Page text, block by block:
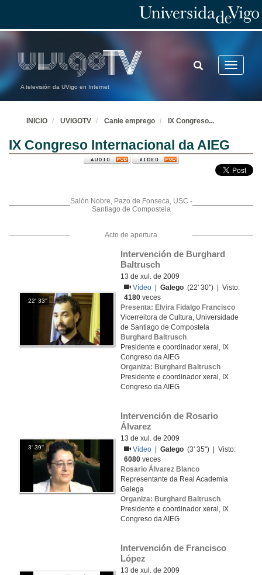
A televisión da UVigo en Internet
Toggle
TOGGLE
SEARCH
INICIO UVIGOTV Canle emprego IX Congreso...
IX Congreso Internacional da AIEG
Salón Nobre, Pazo de Fonseca, USC -
Santiago de Compostela
Acto de apertura
22' 33''
Intervención de Burghard
Baltrusch
13 de xul. de 2009
Vídeo
|Galego (22' 30'') | Visto:
4180 veces
Presenta: Elvira Fidalgo Francisco
Vicerreitora de Cultura, Universidade
de Santiago de Compostela
Burghard Baltrusch
Presidente e coordinador xeral, IX
Congreso da AIEG
Organiza: Burghard Baltrusch
Presidente e coordinador xeral, IX
Congreso da AIEG
3' 39''
Intervención de Rosario
Álvarez
13 de xul. de 2009
Vídeo
|Galego (3' 35'') | Visto:
6080 veces
Rosario Álvarez Blanco
Representante da Real Academia
Galega
Organiza: Burghard Baltrusch
Presidente e coordinador xeral, IX
Congreso da AIEG
Intervención de Francisco
López
13 de xul. de 2009